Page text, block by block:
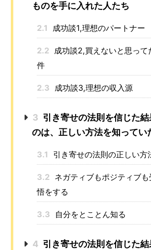
ものを手に入れた人たち
2.1 成功談1,理想のパートナー
2.2 成功談2,買えないと思って
件
2.3 成功談3,理想の収入源
3 引き寄せの法則を信じた
のは、正しい方法を知ってい
3.1 引き寄せの法則の正しい方
3.2 ネガティブもポジティブ
悟をする
3.3 自分をとことん知る
4 引き寄せの法則を信じた